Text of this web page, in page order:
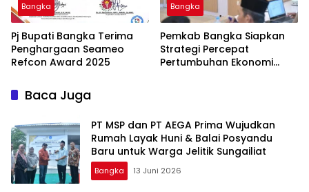
Bangka
Pj Bupati Bangka Terima
Penghargaan Seameo
Refcon Award 2025
Bangka
Pemkab Bangka Siapkan
Strategi Percepat
Pertumbuhan Ekonomi
Baca Juga
‎PT MSP dan PT AEGA Prima Wujudkan
Rumah Layak Huni & Balai Posyandu
Baru untuk Warga Jelitik Sungailiat
Bangka 13 Juni 2026